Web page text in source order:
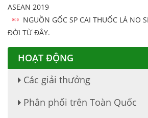
ASEAN 2019
NGUỒN GỐC SP CAI THUỐC LÁ NO
ĐỜI TỪ ĐÂY.
HOẠT ĐỘNG
Các giải thưởng
Phân phối trên Toàn Quốc